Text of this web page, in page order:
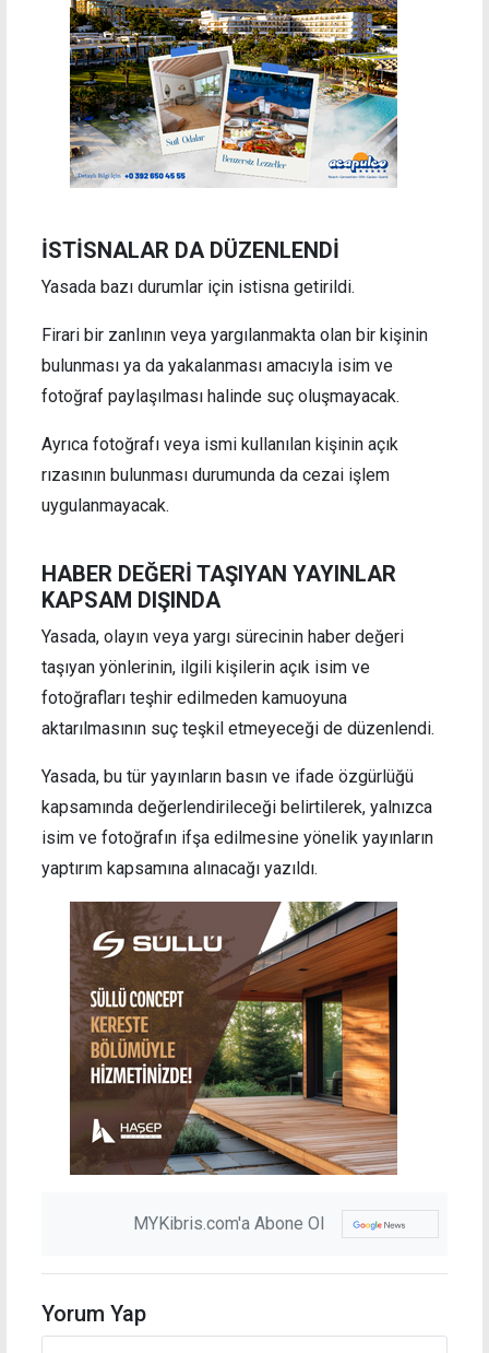
İSTİSNALAR DA DÜZENLENDİ
Yasada bazı durumlar için istisna getirildi.
Firari bir zanlının veya yargılanmakta olan bir kişinin
bulunması ya da yakalanması amacıyla isim ve
fotoğraf paylaşılması halinde suç oluşmayacak.
Ayrıca fotoğrafı veya ismi kullanılan kişinin açık
rızasının bulunması durumunda da cezai işlem
uygulanmayacak.
HABER DEĞERİ TAŞIYAN YAYINLAR
KAPSAM DIŞINDA
Yasada, olayın veya yargı sürecinin haber değeri
taşıyan yönlerinin, ilgili kişilerin açık isim ve
fotoğrafları teşhir edilmeden kamuoyuna
aktarılmasının suç teşkil etmeyeceği de düzenlendi.
Yasada, bu tür yayınların basın ve ifade özgürlüğü
kapsamında değerlendirileceği belirtilerek, yalnızca
isim ve fotoğrafın ifşa edilmesine yönelik yayınların
yaptırım kapsamına alınacağı yazıldı.
MYKibris.com'a Abone Ol
Yorum Yap